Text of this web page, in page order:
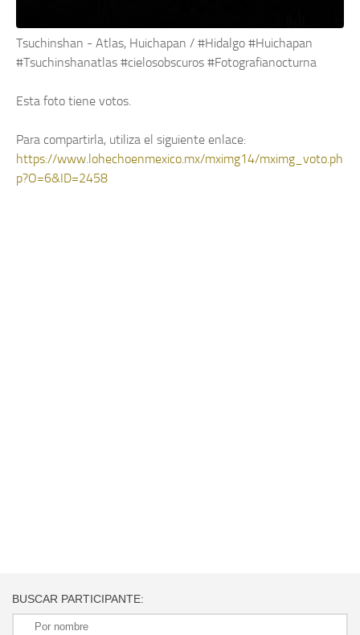
Tsuchinshan - Atlas, Huichapan / #Hidalgo #Huichapan
#Tsuchinshanatlas #cielosobscuros #Fotografianocturna
Esta foto tiene votos.
Para compartirla, utiliza el siguiente enlace:
https://www.lohechoenmexico.mx/mximg14/mximg_voto.ph
p?O=6&ID=2458
BUSCAR PARTICIPANTE: